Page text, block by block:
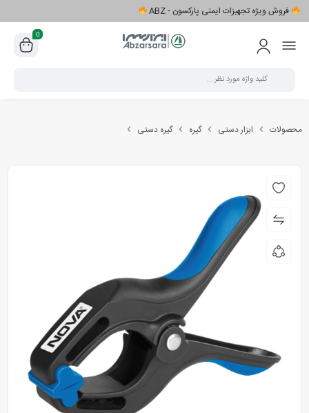
فروش ویژه تجهیزات ایمنی پارکسون - ABZ
0
محصولات ابزار دستی گیره گیره دستی